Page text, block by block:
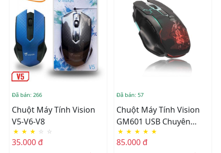
Đã bán: 266
Chuột Máy Tính Vision
V5-V6-V8
★ ★ ★ ☆ ☆
35.000 đ
Đã bán: 57
Chuột Máy Tính Vision
GM601 USB Chuyên
Game (CH)
★ ★ ★ ★ ★
85.000 đ